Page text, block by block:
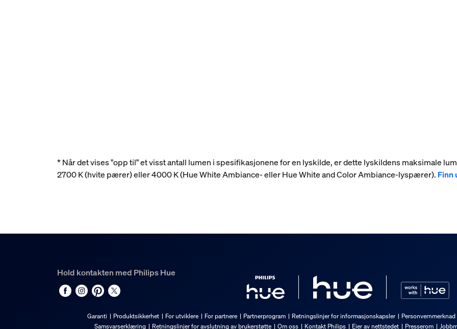
* Når det vises "opp til" et visst antall lumen i spesifikasjonene for en lyskilde, er dette lyskildens maksimale
2700 K (hvite pærer) eller 4000 K (Hue White Ambiance- eller Hue White and Color Ambiance-lyspærer). Finn
Hold kontakten med Philips Hue
Garanti Produktsikkerhet For utviklere For partnere Partnerprogram Retningslinjer for informasjonskapsler
Personvernmerknad
Samsvarserklæring
Retningslinjer for avslutning av brukerstøtte Om oss Kontakt Philips Eier av nettstedet Presserom